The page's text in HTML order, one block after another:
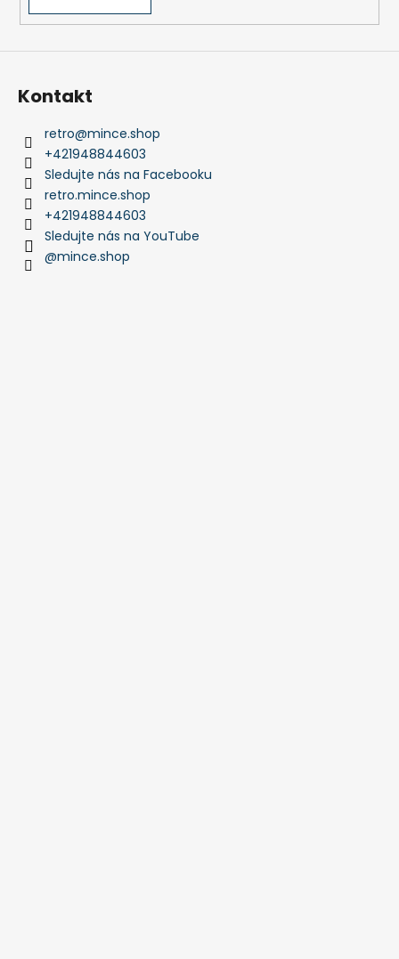
Kontakt
retro@mince.shop
+421948844603
Sledujte nás na Facebooku
retro.mince.shop
+421948844603
Sledujte nás na YouTube
@mince.shop